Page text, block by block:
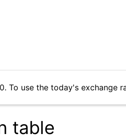
To use the today's exchange
table